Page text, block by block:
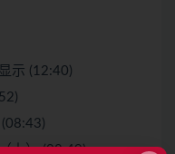
示 (12:40)
上） (08:49)